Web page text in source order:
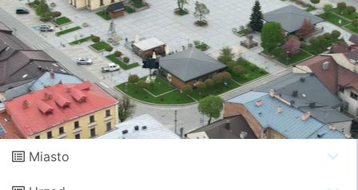
Miasto